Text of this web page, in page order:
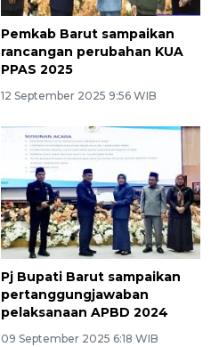
Pemkab Barut sampaikan
rancangan perubahan KUA
PPAS 2025
12 September 2025 9:56 WIB
Pj Bupati Barut sampaikan
pertanggungjawaban
pelaksanaan APBD 2024
09 September 2025 6:18 WIB